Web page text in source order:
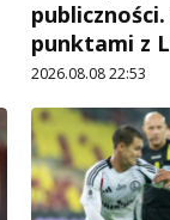
punktami z
2026.08.08 22:53